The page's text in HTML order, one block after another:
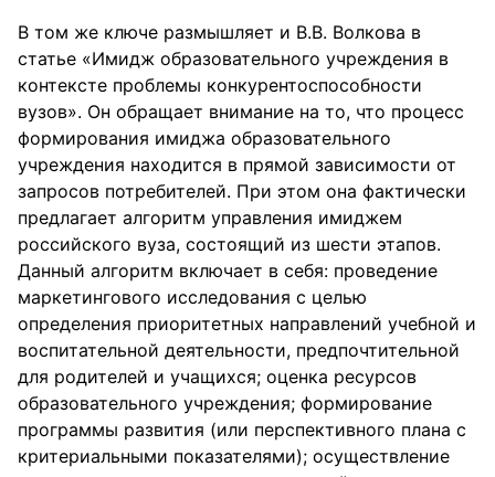
В том же ключе размышляет и В.В. Волкова в
статье «Имидж образовательного учреждения в
контексте проблемы конкурентоспособности
вузов». Он обращает внимание на то, что процесс
формирования имиджа образовательного
учреждения находится в прямой зависимости от
запросов потребителей. При этом она фактически
предлагает алгоритм управления имиджем
российского вуза, состоящий из шести этапов.
Данный алгоритм включает в себя: проведение
маркетингового исследования с целью
определения приоритетных направлений учебной и
воспитательной деятельности, предпочтительной
для родителей и учащихся; оценка ресурсов
образовательного учреждения; формирование
программы развития (или перспективного плана с
критериальными показателями); осуществление